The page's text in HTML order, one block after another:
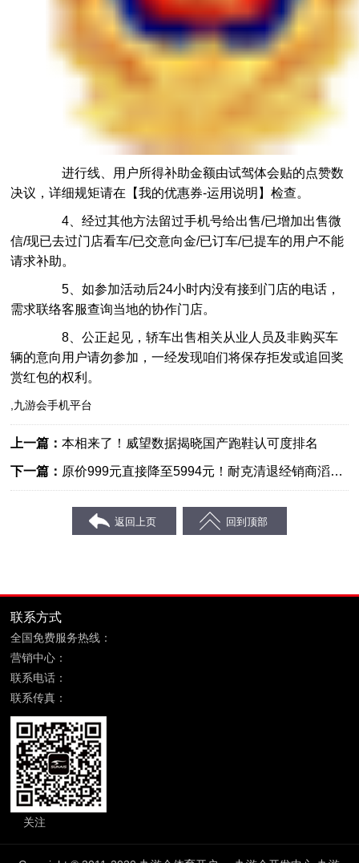
进行线、用户所得补助金额由试驾体会贴的点赞数
决议，详细规矩请在【我的优惠券-运用说明】检查。
4、经过其他方法留过手机号给出售/已增加出售微
信/现已去过门店看车/已交意向金/已订车/已提车的用户不能
请求补助。
5、如参加活动后24小时内没有接到门店的电话，
需求联络客服查询当地的协作门店。
8、公正起见，轿车出售相关从业人员及非购买车
辆的意向用户请勿参加，一经发现咱们将保存拒发或追回奖
赏红包的权利。
,九游会手机平台
上一篇：本相来了！威望数据揭晓国产跑鞋认可度排名
下一篇： 原价999元直接降至5994元！耐克清退经销商滔搏
打折促销耐克库存
联系方式
全国免费服务热线：
营销中心：
联系电话：
联系传真：
关注